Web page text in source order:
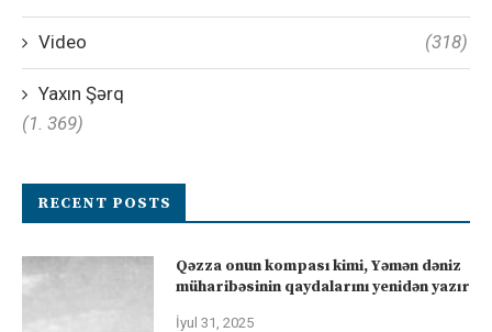
Video (318)
Yaxın Şərq
(1. 369)
RECENT POSTS
Qəzza onun kompası kimi, Yəmən dəniz
müharibəsinin qaydalarını yenidən yazır
İyul 31, 2025